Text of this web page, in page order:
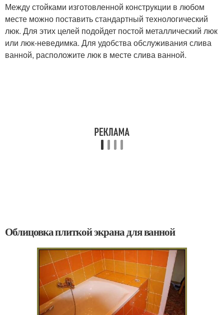
Между стойками изготовленной конструкции в любом
месте можно поставить стандартный технологический
люк. Для этих целей подойдет постой металлический люк
или люк-неведимка. Для удобства обслуживания слива
ванной, расположите люк в месте слива ванной.
Облицовка плиткой экрана для ванной